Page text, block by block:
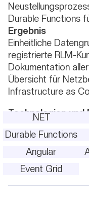
Durable Functions
Ergebnis
Einheitliche
registrierte RLM-
Dokumentation
Übersicht für
Infrastructure as
Technologien und
.NET
Durable Functions
Angular
Event Grid